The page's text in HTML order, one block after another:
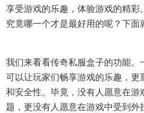
享受游戏的乐趣，体验游戏的精彩
究竟哪一个才是最好用的呢？下面
我们来看看传奇私服盒子的功能。
可以让玩家们畅享游戏的乐趣，
和安全性。毕竟，没有人愿意在
题，更没有人愿意在游戏中受到